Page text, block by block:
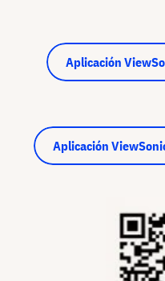
Aplicación
Aplicación